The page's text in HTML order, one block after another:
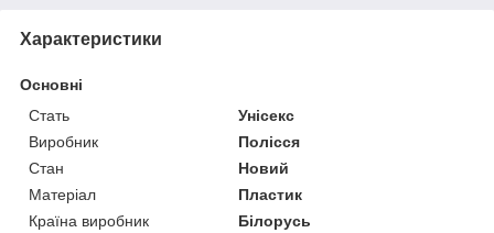
Характеристики
Основні
Стать
Унісекс
Виробник
Полісся
Стан
Новий
Матеріал
Пластик
Країна виробник
Білорусь